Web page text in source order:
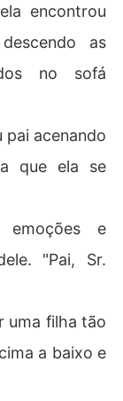
encontrou
as
no sofá
pai acenando
que ela se
emoções e
"Pai, Sr.
uma filha tão
a baixo e